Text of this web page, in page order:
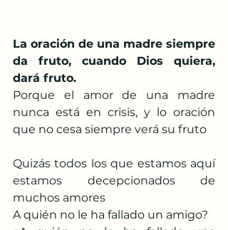
La oración de una madre siempre
da fruto, cuando Dios quiera,
dará fruto.
Porque el amor de una madre
nunca está en crisis, y lo oración
que no cesa siempre verá su fruto
Quizás todos los que estamos aquí
estamos decepcionados de
muchos amores
A quién no le ha fallado un amigo?